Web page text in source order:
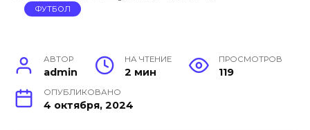
ФУТБОЛ
АВТОР
admin
НА ЧТЕНИЕ
2 мин
ПРОСМОТРОВ
119
ОПУБЛИКОВАНО
4 октября, 2024